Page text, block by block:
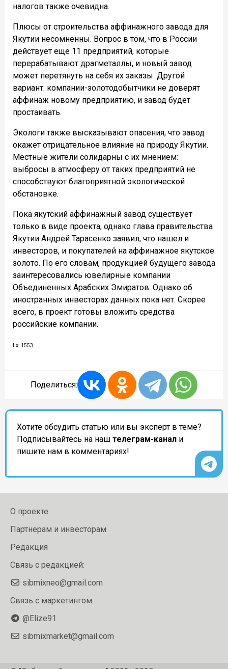
налогов также очевидна.
Плюсы от строительства аффинажного завода для
Якутии несомненны. Вопрос в том, что в России
действует еще 11 предприятий, которые
перерабатывают драгметаллы, и новый завод
может перетянуть на себя их заказы. Другой
вариант: компании-золотодобытчики не доверят
аффинаж новому предприятию, и завод будет
простаивать.
Экологи также высказывают опасения, что завод
окажет отрицательное влияние на природу Якутии.
Местные жители солидарны с их мнением:
выбросы в атмосферу от таких предприятий не
способствуют благоприятной экологической
обстановке.
Пока якутский аффинажный завод существует
только в виде проекта, однако глава правительства
Якутии Андрей Тарасенко заявил, что нашел и
инвесторов, и покупателей на аффинажное якутское
золото. По его словам, продукцией будущего завода
заинтересовались ювелирные компании
Объединенных Арабских Эмиратов. Однако об
иностранных инвесторах данных пока нет. Скорее
всего, в проект готовы вложить средства
российские компании.
Lx: 1553
Поделиться:
Хотите обсудить статью или вы эксперт в теме?
Подписывайтесь на наш телеграм-канал и
пишите нам в комментариях!
О проекте
Партнерам и инвесторам
Редакция
Связь с редакцией:
sibmixneo@gmail.com
Связь с маркетингом:
@Elize91
sibmixmarket@gmail.com